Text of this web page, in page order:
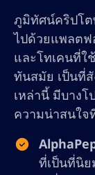
ภูมิทัศน์คริปโต
ไปด้วยแพลตฟ
และโทเคนที่ใ
ทันสมัย เป็นที่สั
เหล่านี้ มีบาง
ความน่าสนใจ
ที่เป็นที่นิ